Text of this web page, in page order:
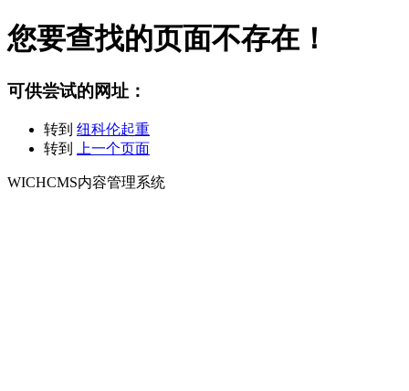
您要查找的页面不存在！
可供尝试的网址：
转到 纽科伦起重
转到
上一个页面
WICHCMS内容管理系统